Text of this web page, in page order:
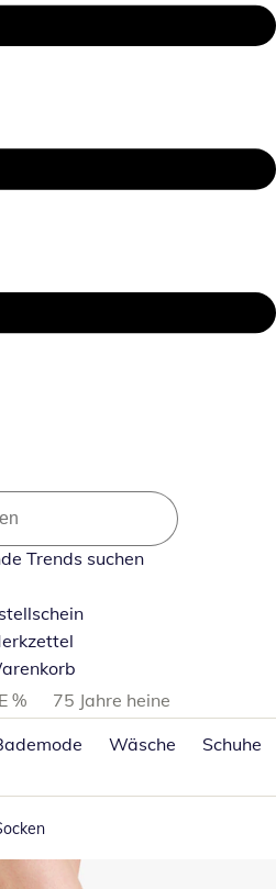
Trends suchen
%
75 Jahre heine
Wäsche Schuhe